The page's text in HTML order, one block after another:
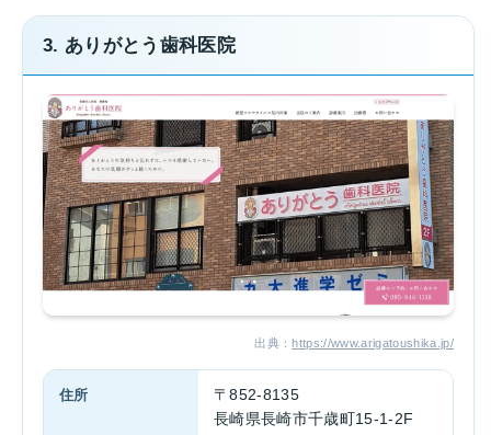
3. ありがとう歯科医院
出典：https://www.arigatoushika.jp/
住所
〒852-8135
長崎県長崎市千歳町15-1-2F